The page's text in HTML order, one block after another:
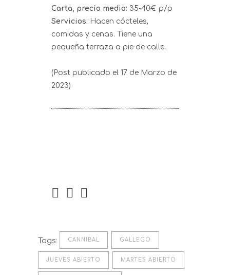
Carta, precio medio: 35-40€ p/p
Servicios: Hacen cócteles,
comidas y cenas. Tiene una
pequeña terraza a pie de calle.
(Post publicado el 17 de Marzo de
2023)
Tags: CANNIBAL GALLEGO
JUEVES ABIERTO MARTES ABIERTO